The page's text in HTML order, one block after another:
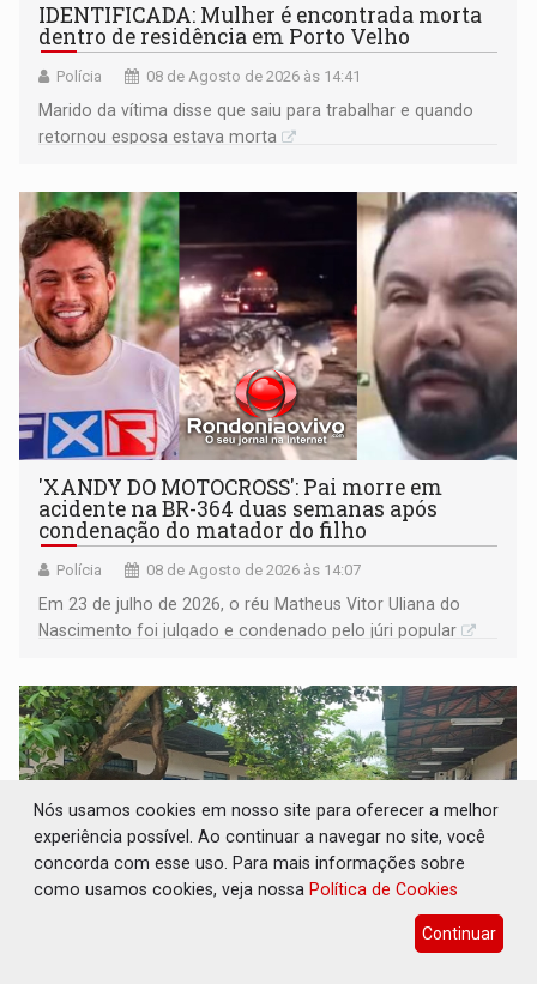
IDENTIFICADA: Mulher é encontrada morta
dentro de residência em Porto Velho
Polícia 08 de Agosto de 2026 às 14:41
Marido da vítima disse que saiu para trabalhar e quando
retornou esposa estava morta
'XANDY DO MOTOCROSS': Pai morre em
acidente na BR-364 duas semanas após
condenação do matador do filho
Polícia 08 de Agosto de 2026 às 14:07
Em 23 de julho de 2026, o réu Matheus Vitor Uliana do
Nascimento foi julgado e condenado pelo júri popular
Nós usamos cookies em nosso site para oferecer a melhor
experiência possível. Ao continuar a navegar no site, você
concorda com esse uso. Para mais informações sobre
como usamos cookies, veja nossa Política de Cookies
Continuar